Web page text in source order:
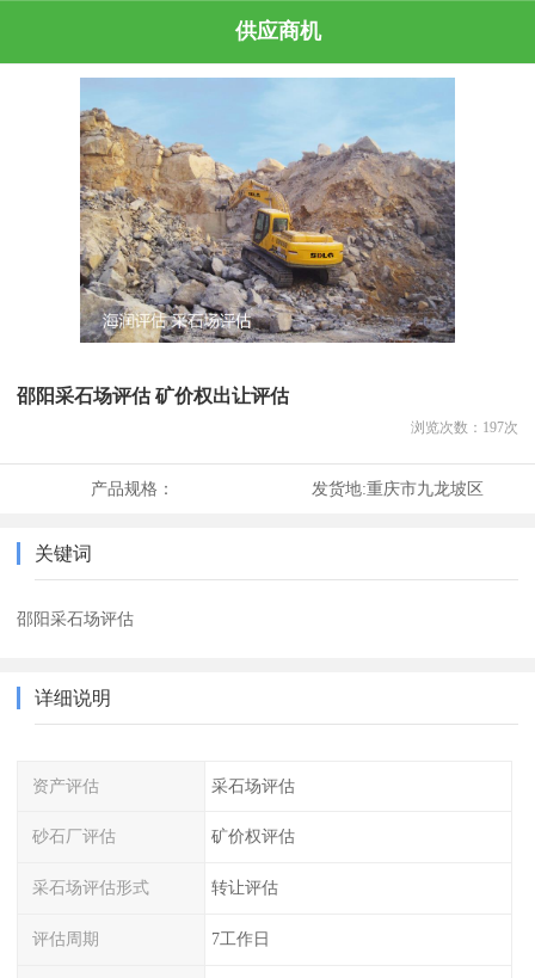
供应商机
邵阳采石场评估 矿价权出让评估
浏览次数： 197次
产品规格： 发货地:重庆市九龙坡区
关键词
邵阳采石场评估
详细说明
资产评估 采石场评估
砂石厂评估 矿价权评估
采石场评估形式 转让评估
评估周期 7工作日